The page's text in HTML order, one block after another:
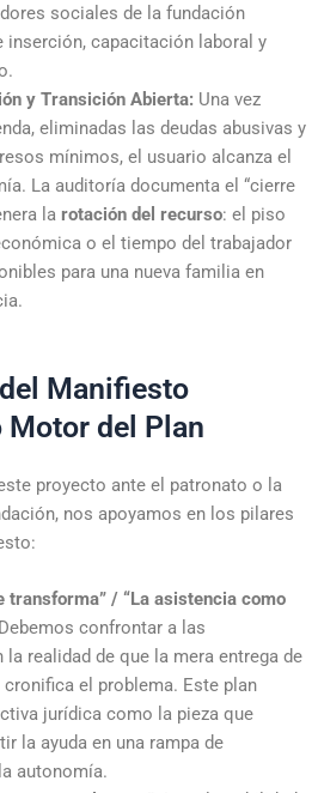
sociales de la fundación
inserción, capacitación laboral y
y Transición Abierta: Una vez
eliminadas las deudas abusivas y
mínimos, el usuario alcanza el
La auditoría documenta el “cierre
la rotación del recurso: el piso
o el tiempo del trabajador
para una nueva familia en
Manifiesto
Motor del Plan
proyecto ante el patronato o la
nos apoyamos en los pilares
transforma” / “La asistencia como
Debemos confrontar a las
realidad de que la mera entrega de
el problema. Este plan
jurídica como la pieza que
la ayuda en una rampa de
autonomía.